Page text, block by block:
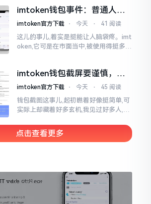
急得连连跺脚。实际上讲
imtoken钱包事件：普通人该
咋办？
imtoken官方下载 ⋅ 今天 ⋅ 41 阅读
这儿的事儿,着实是挺能让人脑袋疼。imt
oken,它可是在市面当中,被使用得挺多的
imtoken钱包截屏要谨慎，别
把隐私当儿戏
imtoken官方下载 ⋅ 今天 ⋅ 45 阅读
钱包截图这事儿,起初瞧着好像挺简单,可
实际上却藏着好多玄机,我见过好多人,总
者群聊里,结果账号被盗,资产也没了,要晓
得
点击查看更多